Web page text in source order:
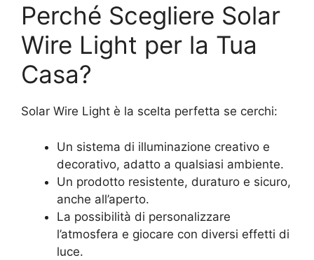
Perché Scegliere Solar
Wire Light per la Tua
Casa?
Solar Wire Light è la scelta perfetta se cerchi:
Un sistema di illuminazione creativo e
decorativo, adatto a qualsiasi ambiente.
Un prodotto resistente, duraturo e sicuro,
anche all’aperto.
La possibilità di personalizzare
l’atmosfera e giocare con diversi effetti di
luce.